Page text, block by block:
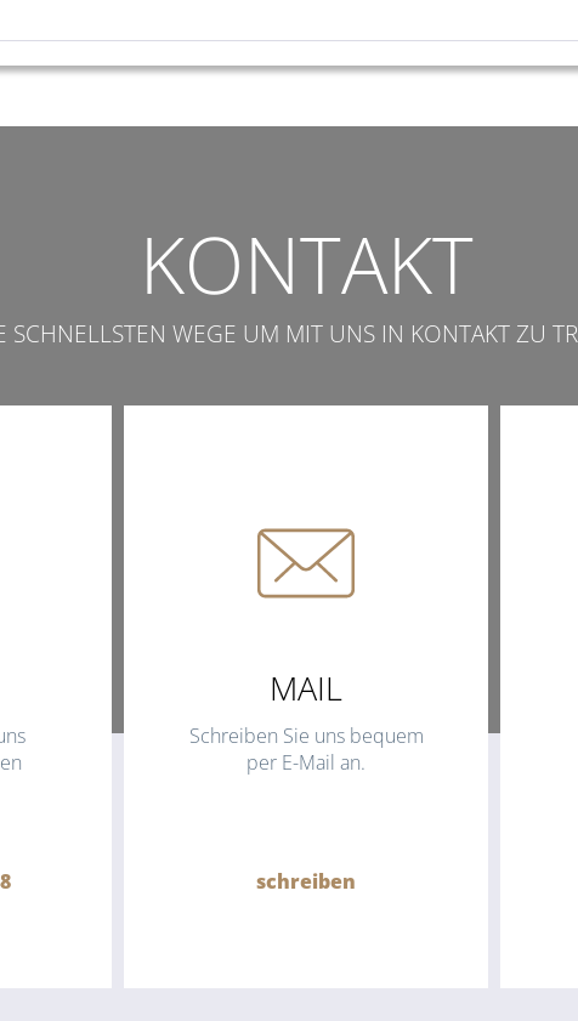
KONTAKT
SCHNELLSTEN WEGE UM MIT UNS IN KONTAKT ZU
MAIL
Schreiben Sie uns bequem
per E-Mail an.
schreiben